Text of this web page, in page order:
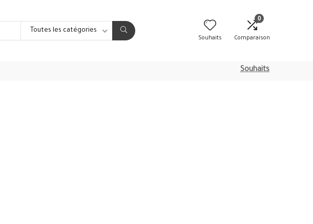
Toutes les catégories
Souhaits
0
Comparaison
Souhaits